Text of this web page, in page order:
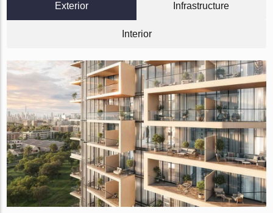
Exterior Infrastructure
Interior